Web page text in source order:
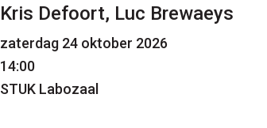
Kris Defoort, Luc Brewaeys
zaterdag 24 oktober 2026
14:00
STUK Labozaal